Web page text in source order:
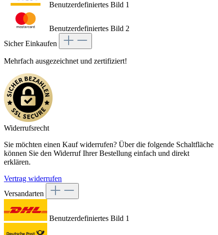
Benutzerdefiniertes Bild 1
Benutzerdefiniertes Bild 2
Sicher Einkaufen
Mehrfach ausgezeichnet und zertifiziert!
Widerrufsrecht
Sie möchten einen Kauf widerrufen? Über die folgende Schaltfläche
können Sie den Widerruf Ihrer Bestellung einfach und direkt
erklären.
Vertrag widerrufen
Versandarten
Benutzerdefiniertes Bild 1